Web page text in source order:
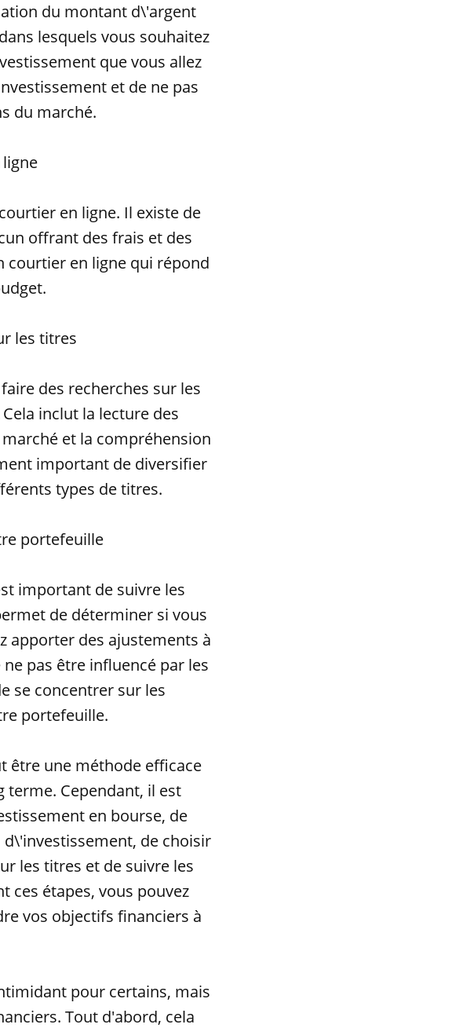
du montant d\'argent
lesquels vous souhaitez
que vous allez
et de ne pas
du marché.
en ligne. Il existe de
offrant des frais et des
courtier en ligne qui répond
les titres
des recherches sur les
inclut la lecture des
et la compréhension
important de diversifier
types de titres.
portefeuille
important de suivre les
de déterminer si vous
apporter des ajustements à
pas être influencé par les
se concentrer sur les
portefeuille.
être une méthode efficace
Cependant, il est
en bourse, de
de choisir
les titres et de suivre les
ces étapes, vous pouvez
vos objectifs financiers à
pour certains, mais
Tout d'abord, cela